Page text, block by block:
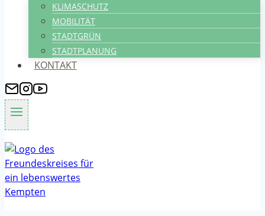
KLIMASCHUTZ
MOBILITÄT
STADTGRÜN
STADTPLANUNG
KONTAKT